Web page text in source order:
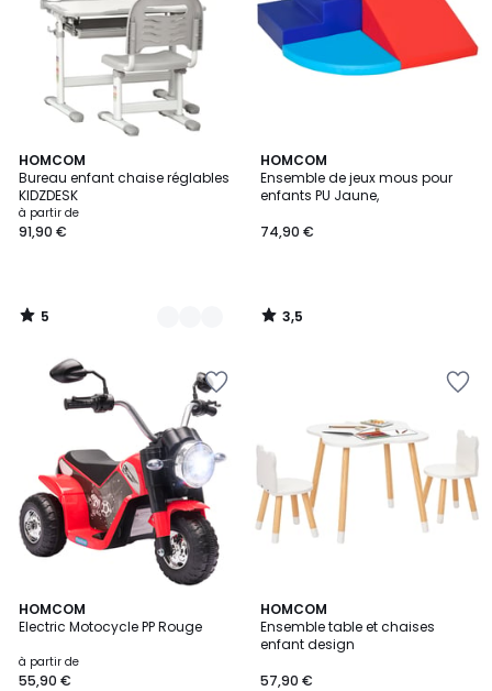
HOMCOM
Bureau enfant chaise réglables
KIDZDESK
à partir de
91,90 €
5
/
5
2
Couleurs
5
/
HOMCOM
Ensemble de jeux mous pour
enfants PU Jaune,
74,90 €
3,5
/ 5
3,5
/
HOMCOM
Electric Motocycle PP Rouge
à partir de
55,90 €
1
/
2
Couleurs
HOMCOM
Ensemble table et chaises
enfant design
57,90 €
5
/
5